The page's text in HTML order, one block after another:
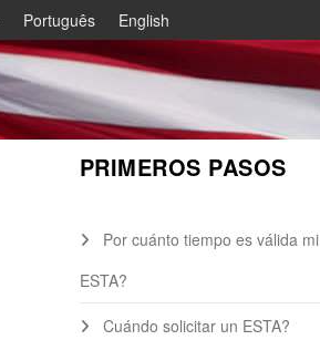
Português English
PRIMEROS PASOS
Por cuánto tiempo es válida mi
ESTA?
Cuándo solicitar un ESTA?